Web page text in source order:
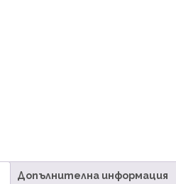
Допълнителна информация